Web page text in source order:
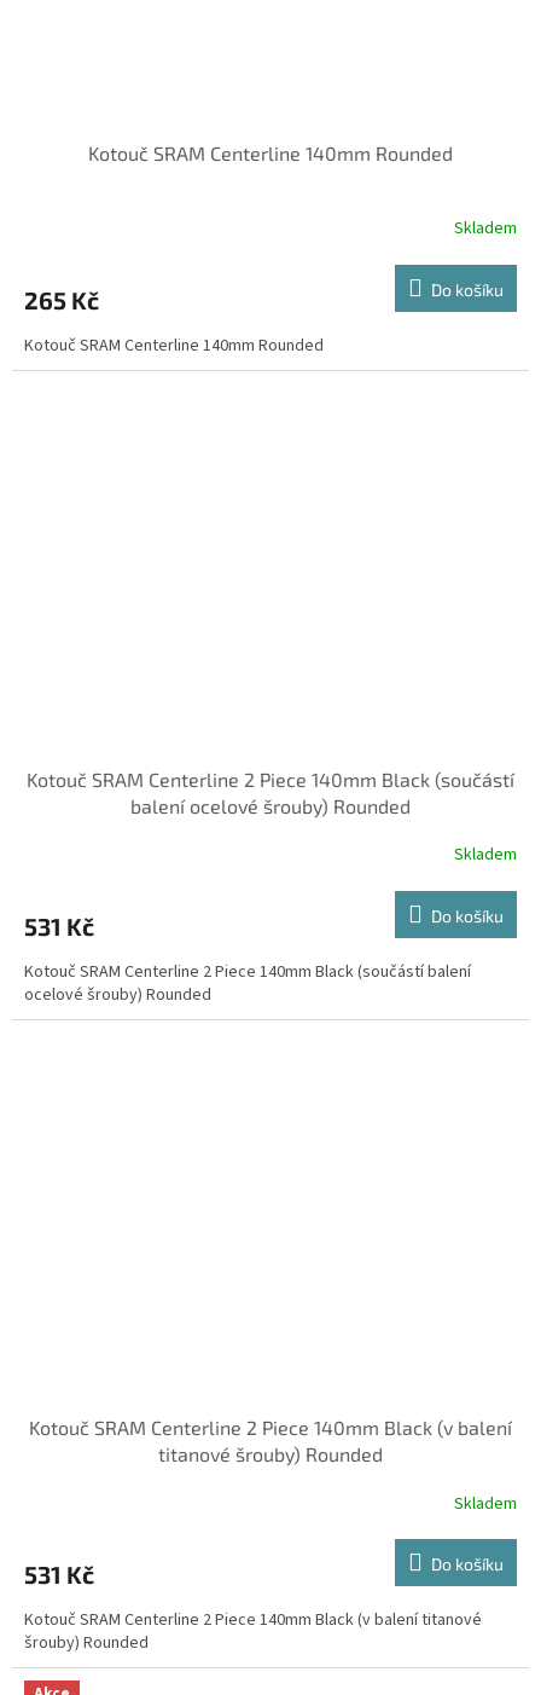
Kotouč SRAM Centerline 140mm Rounded
Skladem
265 Kč Do košíku
Kotouč SRAM Centerline 140mm Rounded
Kotouč SRAM Centerline 2 Piece 140mm Black (součástí
balení ocelové šrouby) Rounded
Skladem
531 Kč Do košíku
Kotouč SRAM Centerline 2 Piece 140mm Black (součástí balení
ocelové šrouby) Rounded
Kotouč SRAM Centerline 2 Piece 140mm Black (v balení
titanové šrouby) Rounded
Skladem
531 Kč Do košíku
Kotouč SRAM Centerline 2 Piece 140mm Black (v balení titanové
šrouby) Rounded